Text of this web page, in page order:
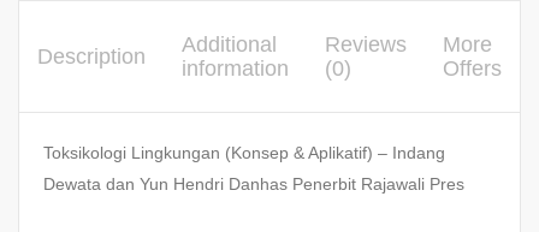
Description
Additional
information
Reviews
(0)
More
Offers
Toksikologi Lingkungan (Konsep & Aplikatif) – Indang
Dewata dan Yun Hendri Danhas Penerbit Rajawali Pres